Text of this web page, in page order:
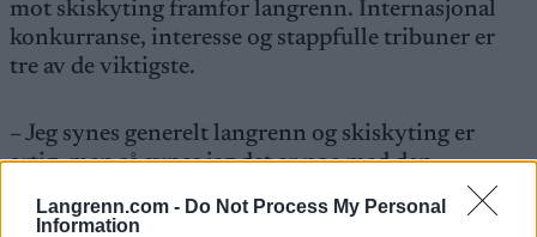
Langrenn.com - Do Not Process My Personal
Information
mot skiskyting framfor langrenn. Internasjonal
konkurranse, interesse og stappfulle tribuner er
tre av de viktigste.
– Jeg synes generelt langrenn og skiskyting er
artig, men så synes jeg det er noe med den
spenningen på standplass i skiskyting, og så synes
jeg det er noe med den internasjonale